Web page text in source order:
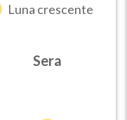
Luna crescente
Sera